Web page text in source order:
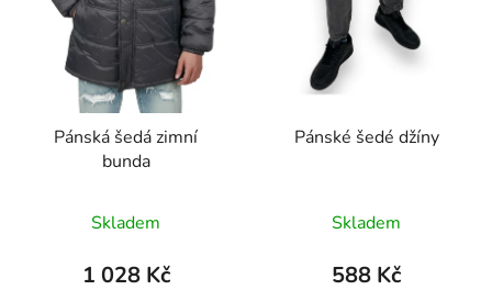
Pánská šedá zimní
bunda
Skladem
1 028 Kč
Pánské šedé džíny
Skladem
588 Kč